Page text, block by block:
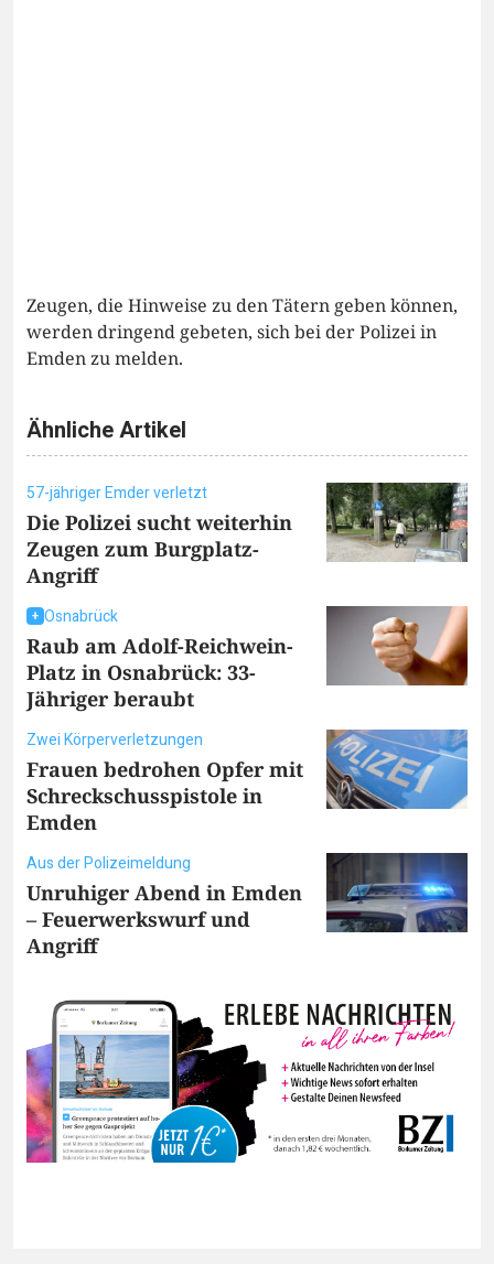
Zeugen, die Hinweise zu den Tätern geben können,
werden dringend gebeten, sich bei der Polizei in
Emden zu melden.
Ähnliche Artikel
57-jähriger Emder verletzt
Die Polizei sucht weiterhin
Zeugen zum Burgplatz-
Angriff
Osnabrück
Raub am Adolf-Reichwein-
Platz in Osnabrück: 33-
Jähriger beraubt
Zwei Körperverletzungen
Frauen bedrohen Opfer mit
Schreckschusspistole in
Emden
Aus der Polizeimeldung
Unruhiger Abend in Emden
– Feuerwerkswurf und
Angriff